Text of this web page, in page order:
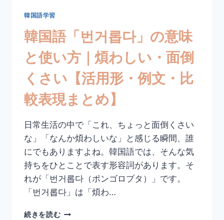
比
較
表
現
ま
め】
韓国語学習
韓国語「번거롭다」の意味
と使い方｜煩わしい・面倒
くさい【活用形・例文・比
較表現まとめ】
日常生活の中で「これ、ちょっと面倒くさい
な」「なんか煩わしいな」と感じる瞬間、誰
にでもありますよね。韓国語では、そんな気
持ちをひとことで表す形容詞があります。そ
れが「번거롭다（ポンゴロプタ）」です。
「번거롭다」は「煩わ…
続きを読む韓